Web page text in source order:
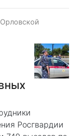
Росгвардии